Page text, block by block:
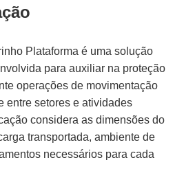
Plataforma é uma solução
para auxiliar na proteção
operações de movimentação
entre setores e atividades
considera as dimensões do
transportada, ambiente de
necessários para cada